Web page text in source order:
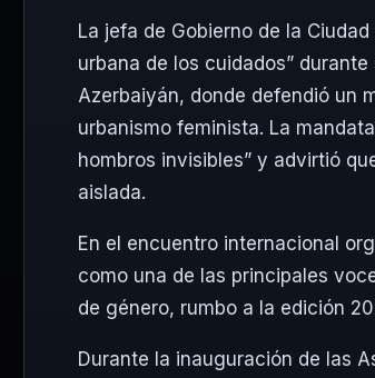
La jefa de Gobierno de la
urbana de los cuidados”
Azerbaiyán, donde defendió un
urbanismo feminista. La
hombros invisibles” y advirtió
aislada.
En el encuentro internacional
como una de las principales
de género, rumbo a la edición
Durante la inauguración de las